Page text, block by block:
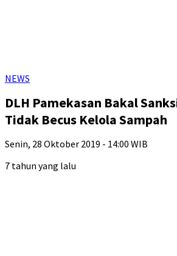
NEWS
DLH Pamekasan Bakal
Tidak Becus Kelola Sampah
Senin, 28 Oktober 2019 - 14:00 WIB
7 tahun yang lalu